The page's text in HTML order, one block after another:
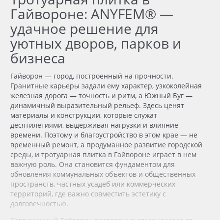
Гайвороне: ANYFEM® —
удачное решение для
уютных дворов, парков и
бизнеса
Гайворон — город, построенный на прочности.
Гранитные карьеры задали ему характер, узкоколейная
железная дорога — точность и ритм, а Южный Буг —
динамичный выразительный рельеф. Здесь ценят
материалы и конструкции, которые служат
десятилетиями, выдерживая нагрузки и влияние
времени. Поэтому и благоустройство в этом крае — не
временный ремонт, а продуманное развитие городской
среды, и тротуарная плитка в Гайвороне играет в нем
важную роль. Она становится фундаментом для
обновления коммунальных объектов и общественных
пространств, частных усадеб или коммерческих
территорий, где важно совместить эстетику с
долговечностью.